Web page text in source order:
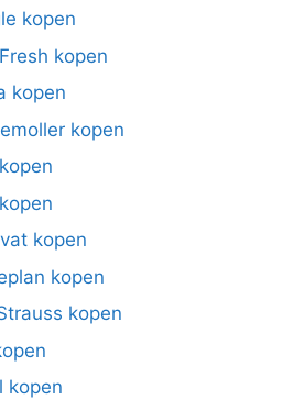
kopen
kopen
kopen
kopen
kopen
kopen
kopen
kopen